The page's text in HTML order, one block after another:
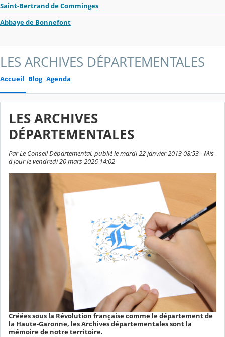
Saint-Bertrand de Comminges
Abbaye de Bonnefont
LES ARCHIVES DÉPARTEMENTALES
Accueil Blog Agenda
LES ARCHIVES
DÉPARTEMENTALES
Par Le Conseil Départemental, publié le mardi 22 janvier 2013 08:53 - Mis
à jour le vendredi 20 mars 2026 14:02
Créées sous la Révolution française comme le département de
la Haute-Garonne, les Archives départementales sont la
mémoire de notre territoire.